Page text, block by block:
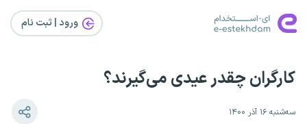
ورود | ثبت‌ نام
کارگران چقدر عیدی می‌گیرند؟
سه‌شنبه ۱۶ آذر ۱۴۰۰